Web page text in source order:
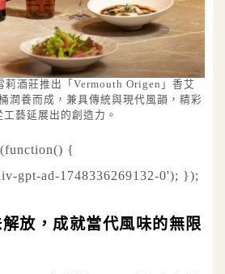
莉酒莊推出「Vermouth Origen」香艾
潤養而成，兼具傳統與現代風韻，精彩
工藝延展出的創造力。
{
gpt-ad-1748336269132-0'); });
放，成就當代風味的無限